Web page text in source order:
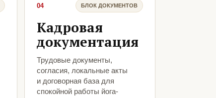
04 БЛОК ДОКУМЕНТОВ
Кадровая
документация
Трудовые документы,
согласия, локальные акты
и договорная база для
спокойной работы йога-